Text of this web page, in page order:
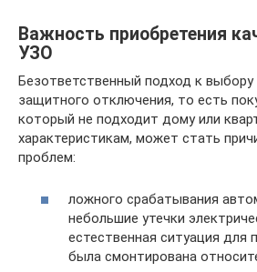
Важность приобретения
УЗО
Безответственный подход к выбору
защитного отключения, то есть
который не подходит дому или
характеристикам, может стать
проблем:
ложного срабатывания
небольшие утечки
естественная ситуация для
была смонтирована